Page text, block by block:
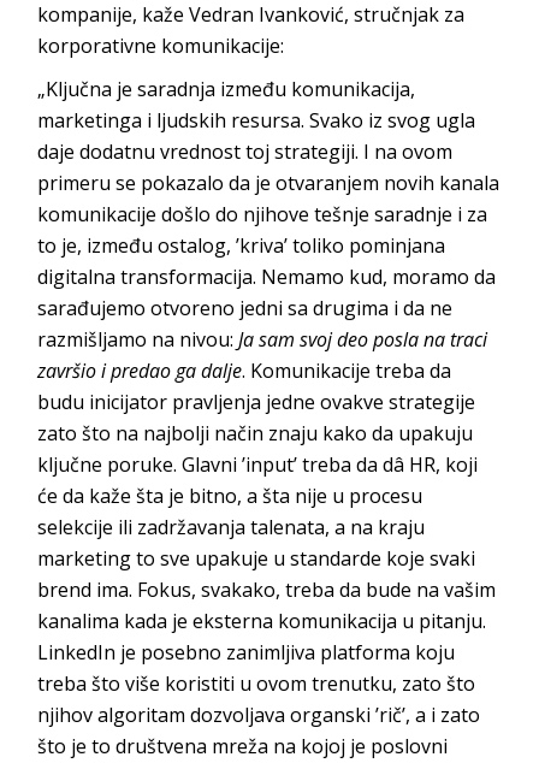
kompanije, kaže Vedran Ivanković, stručnjak za
korporativne komunikacije:
„Ključna je saradnja između komunikacija,
marketinga i ljudskih resursa. Svako iz svog ugla
daje dodatnu vrednost toj strategiji. I na ovom
primeru se pokazalo da je otvaranjem novih kanala
komunikacije došlo do njihove tešnje saradnje i za
to je, između ostalog, ’kriva’ toliko pominjana
digitalna transformacija. Nemamo kud, moramo da
sarađujemo otvoreno jedni sa drugima i da ne
razmišljamo na nivou:Ja sam svoj deo posla na traci
završio i predao ga dalje. Komunikacije treba da
budu inicijator pravljenja jedne ovakve strategije
zato što na najbolji način znaju kako da upakuju
ključne poruke. Glavni ’input’ treba da dâ HR, koji
će da kaže šta je bitno, a šta nije u procesu
selekcije ili zadržavanja talenata, a na kraju
marketing to sve upakuje u standarde koje svaki
brend ima. Fokus, svakako, treba da bude na vašim
kanalima kada je eksterna komunikacija u pitanju.
LinkedIn je posebno zanimljiva platforma koju
treba što više koristiti u ovom trenutku, zato što
njihov algoritam dozvoljava organski ’rič’, a i zato
što je to društvena mreža na kojoj je poslovni